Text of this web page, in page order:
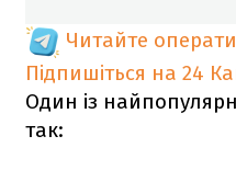
Читайте
Підпишіться на 24
Один із
так: